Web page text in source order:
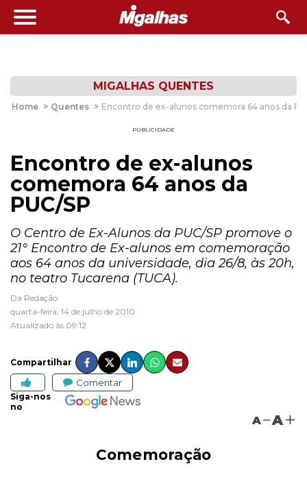
MIGALHAS QUENTES
Home > Quentes > Encontro de ex-alunos comemora 64 anos da
PUBLICIDADE
Encontro de ex-alunos
comemora 64 anos da
PUC/SP
O Centro de Ex-Alunos da PUC/SP promove o
21° Encontro de Ex-alunos em comemoração
aos 64 anos da universidade, dia 26/8, às 20h,
no teatro Tucarena (TUCA).
Da Redação
quarta-feira, 14 de julho de 2010
Atualizado às 09:12
Compartilhar
Comentar
Siga-nos
no
A A
Comemoração